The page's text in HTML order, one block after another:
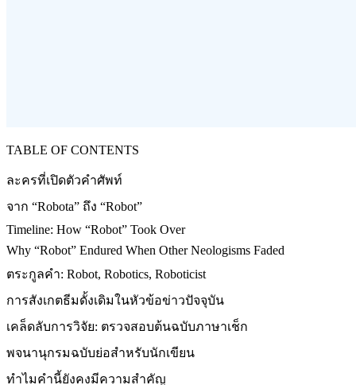
TABLE OF CONTENTS
ละครที่เปิดตัวคำศัพท์
จาก “Robota” ถึง “Robot”
Timeline: How “Robot” Took Over
Why “Robot” Endured When Other Neologisms Faded
ตระกูลคำ: Robot, Robotics, Roboticist
การสังเกตธีมดั้งเดิมในหัวข้อข่าวปัจจุบัน
เคล็ดลับการวิจัย: ตรวจสอบต้นฉบับภาษาเช็ก
พจนานุกรมฉบับย่อสำหรับนักเขียน
ทำไมคำนี้ยังคงมีความสำคัญ